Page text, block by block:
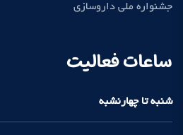
جشنواره ملی داروسازی
ساعات فعالیت
شنبه تا چهارنشبه